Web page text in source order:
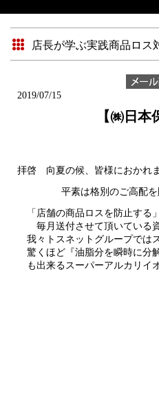
店長が学ぶ実践商品ロ
2019/07/15
【㈱日
拝啓 向夏の候、皆様におかれ
平素は格別のご高配を賜り
「店舗の商品ロスを防止する
毎月送付させて頂いている資
我々トスネットグループでは
驚くほど『油脂分を瞬時に分
も出来るスーパーアルカ
代表取締